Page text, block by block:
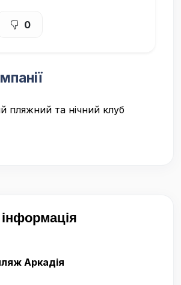
0
пляжний та нічний клуб
Аркадія